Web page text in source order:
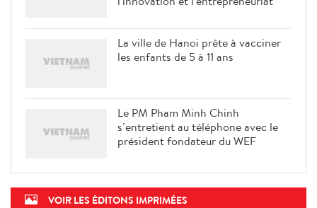
La ville de Hanoi prête à vacciner
les enfants de 5 à 11 ans
Le PM Pham Minh Chinh
s’entretient au téléphone avec le
président fondateur du WEF
VOIR LES ÉDITONS IMPRIMÉES